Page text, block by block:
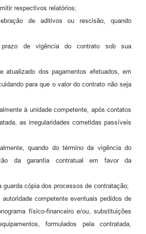
respectivos relatórios;
de aditivos ou rescisão, quando
de vigência do contrato sob sua
atualizado dos pagamentos efetuados, em
para que o valor do contrato não seja
à unidade competente, após contatos
as irregularidades cometidas passíveis
quando do término da vigência do
da garantia contratual em favor da
guarda cópia dos processos de contratação;
competente eventuais pedidos de
físico-financeiro e/ou, substituições
formulados pela contratada,